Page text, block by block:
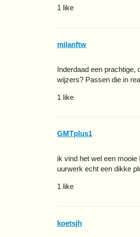
1 like
milanftw
Inderdaad een prachtige,
wijzers? Passen die in
1 like
GMTplus1
ik vind het wel een
uurwerk echt een dikke
1 like
koetsjh